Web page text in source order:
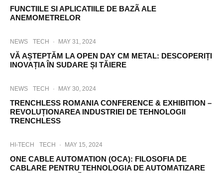
FUNCTIILE SI APLICATIILE DE BAZÃ ALE
ANEMOMETRELOR
NEWS TECH · MAY 31, 2024
VĂ AȘTEPTĂM LA OPEN DAY CM METAL: DESCOPERIȚI
INOVAȚIA ÎN SUDARE ȘI TĂIERE
NEWS TECH · MAY 30, 2024
TRENCHLESS ROMANIA CONFERENCE & EXHIBITION –
REVOLUȚIONAREA INDUSTRIEI DE TEHNOLOGII
TRENCHLESS
HI-TECH TECH · MAY 15, 2024
ONE CABLE AUTOMATION (OCA): FILOSOFIA DE
CABLARE PENTRU TEHNOLOGIA DE AUTOMATIZARE